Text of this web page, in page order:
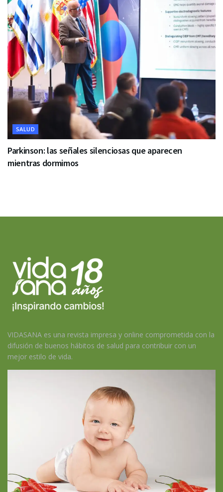
SALUD
Parkinson: las señales silenciosas que aparecen
mientras dormimos
VIDASANA es una revista impresa y online comprometida con la
difusión de buenos hábitos de salud para contribuir con un
mejor estilo de vida.